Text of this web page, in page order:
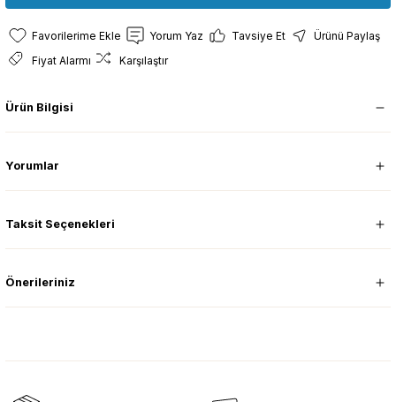
Yorum Yaz Tavsiye Et
Ürünü Paylaş
Fiyat Alarmı
Karşılaştır
Ürün Bilgisi
Yorumlar
Taksit Seçenekleri
Önerileriniz